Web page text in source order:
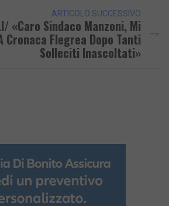
ARTICOLO SUCCESSIVO
«Caro Sindaco Manzoni, Mi
Cronaca Flegrea Dopo Tanti
Solleciti Inascoltati»